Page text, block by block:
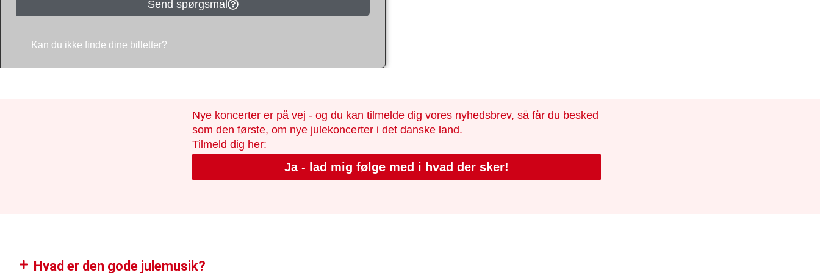
Send spørgsmål
Kan du ikke finde dine billetter?
Nye koncerter er på vej - og du kan tilmelde dig vores nyhedsbrev, så får du besked
som den første, om nye julekoncerter i det danske land.
Tilmeld dig her:
Ja - lad mig følge med i hvad der sker!
Hvad er den gode julemusik?​